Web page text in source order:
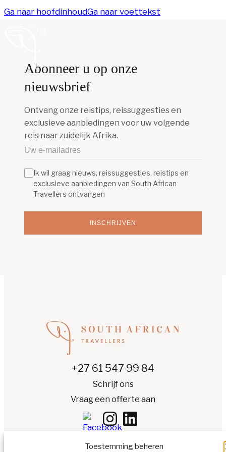
Toestemming beheren
Ga naar hoofdinhoudGa naar voettekst
Abonneer u op onze
nieuwsbrief
Ontvang onze reistips, reissuggesties en
exclusieve aanbiedingen voor uw volgende
reis naar zuidelijk Afrika.
INSCHRIJVEN
Ik wil graag nieuws, reissuggesties, reistips en
exclusieve aanbiedingen van South African
Travellers ontvangen
+27 61 547 99 84
Schrijf ons
Vraag een offerte aan